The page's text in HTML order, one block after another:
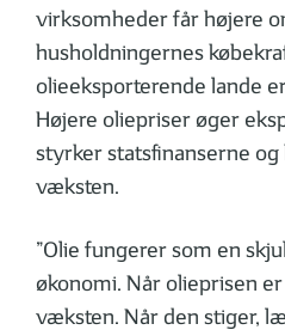
virk­som­heder får højere
husholdningernes
olieeksporterende lande
Højere oliepriser øger
styrker stats­finans­erne
væksten.
”Olie fungerer som en
økonomi. Når olieprisen
væksten. Når den stiger,